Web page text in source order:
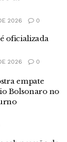
2026 0
oficializada
2026 0
empate
Bolsonaro no